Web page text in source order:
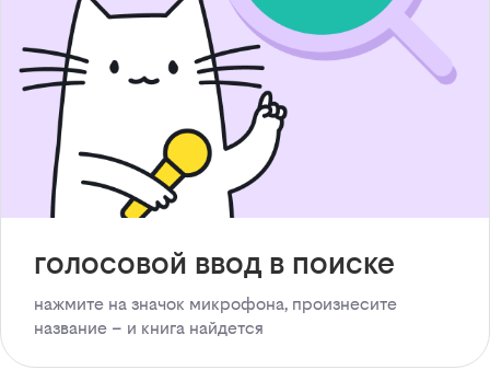
голосовой ввод в поиске
нажмите на значок микрофона, произнесите
название – и книга найдется